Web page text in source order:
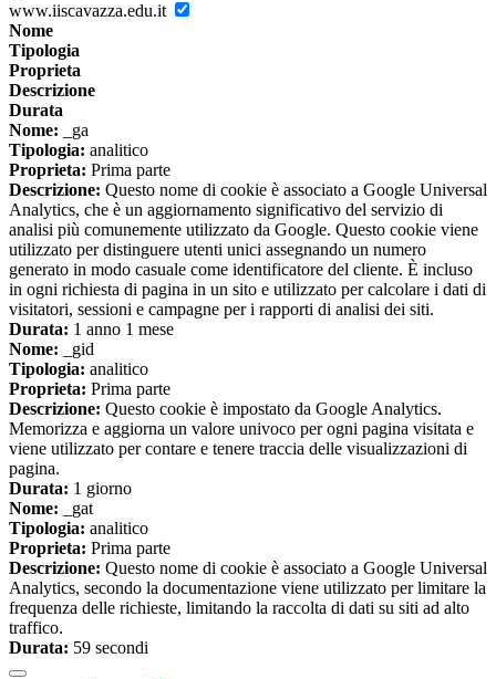
www.iiscavazza.edu.it
Nome
Tipologia
Proprieta
Descrizione
Durata
Nome: _ga
Tipologia: analitico
Proprieta: Prima parte
Descrizione: Questo nome di cookie è associato a Google Universal
Analytics, che è un aggiornamento significativo del servizio di
analisi più comunemente utilizzato da Google. Questo cookie viene
utilizzato per distinguere utenti unici assegnando un numero
generato in modo casuale come identificatore del cliente. È incluso
in ogni richiesta di pagina in un sito e utilizzato per calcolare i dati di
visitatori, sessioni e campagne per i rapporti di analisi dei siti.
Durata: 1 anno 1 mese
Nome: _gid
Tipologia: analitico
Proprieta: Prima parte
Descrizione: Questo cookie è impostato da Google Analytics.
Memorizza e aggiorna un valore univoco per ogni pagina visitata e
viene utilizzato per contare e tenere traccia delle visualizzazioni di
pagina.
Durata: 1 giorno
Nome: _gat
Tipologia: analitico
Proprieta: Prima parte
Descrizione: Questo nome di cookie è associato a Google Universal
Analytics, secondo la documentazione viene utilizzato per limitare la
frequenza delle richieste, limitando la raccolta di dati su siti ad alto
traffico.
Durata: 59 secondi